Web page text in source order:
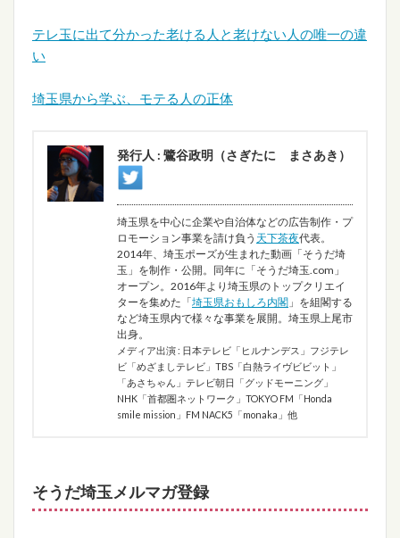
テレ玉に出て分かった老ける人と老けない人の唯一の違
い
埼玉県から学ぶ、モテる人の正体
発行人 : 鷺谷政明（さぎたに まさあき）
埼玉県を中心に企業や自治体などの広告制作・プ
ロモーション事業を請け負う 天下茶夜代表。
2014年、埼玉ポーズが生まれた動画「そうだ埼
玉」を制作・公開。同年に「そうだ埼玉.com」
オープン。2016年より埼玉県のトップクリエイ
ターを集めた「埼玉県おもしろ内閣 」を組閣する
など埼玉県内で様々な事業を展開。埼玉県上尾市
出身。
メディア出演 : 日本テレビ「ヒルナンデス」フジテレ
ビ「めざましテレビ」TBS「白熱ライヴビビット」
「あさちゃん」テレビ朝日「グッドモーニング」
NHK「首都圏ネットワーク」TOKYO FM「Honda
smile mission」FM NACK5「monaka」他
そうだ埼玉メルマガ登録